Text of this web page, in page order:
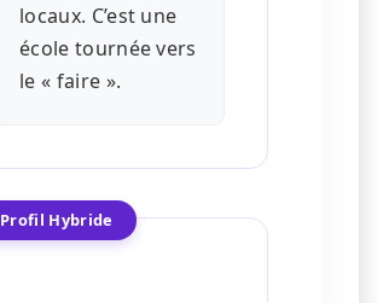
locaux. C’est une
école tournée vers
le « faire ».
Profil Hybride